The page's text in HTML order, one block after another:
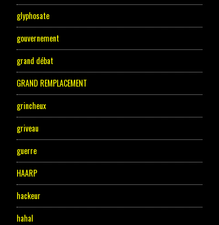
glyphosate
gouvernement
grand débat
GRAND REMPLACEMENT
grincheux
griveau
guerre
HAARP
hackeur
hahal